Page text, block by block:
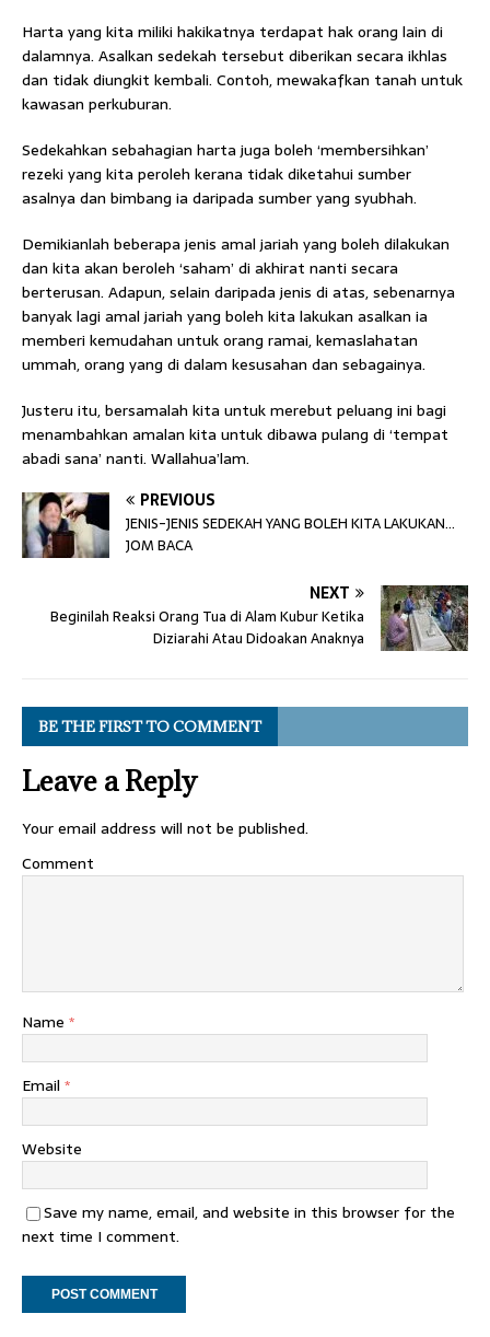
Harta yang kita miliki hakikatnya terdapat hak orang lain di
dalamnya. Asalkan sedekah tersebut diberikan secara ikhlas
dan tidak diungkit kembali. Contoh, mewakafkan tanah untuk
kawasan perkuburan.
Sedekahkan sebahagian harta juga boleh ‘membersihkan’
rezeki yang kita peroleh kerana tidak diketahui sumber
asalnya dan bimbang ia daripada sumber yang syubhah.
Demikianlah beberapa jenis amal jariah yang boleh dilakukan
dan kita akan beroleh ‘saham’ di akhirat nanti secara
berterusan. Adapun, selain daripada jenis di atas, sebenarnya
banyak lagi amal jariah yang boleh kita lakukan asalkan ia
memberi kemudahan untuk orang ramai, kemaslahatan
ummah, orang yang di dalam kesusahan dan sebagainya.
Justeru itu, bersamalah kita untuk merebut peluang ini bagi
menambahkan amalan kita untuk dibawa pulang di ‘tempat
abadi sana’ nanti. Wallahua’lam.
PREVIOUS
JENIS-JENIS SEDEKAH YANG BOLEH KITA LAKUKAN…
JOM BACA
NEXT
Beginilah Reaksi Orang Tua di Alam Kubur Ketika
Diziarahi Atau Didoakan Anaknya
BE THE FIRST TO COMMENT
Leave a Reply
Your email address will not be published.
Comment
Name *
Email *
Website
Save my name, email, and website in this browser for the
next time I comment.